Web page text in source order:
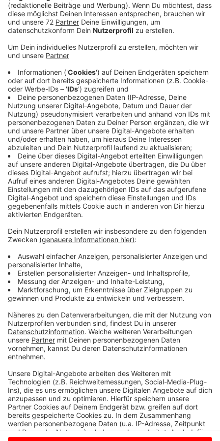
Anzeige
Die Erkenntnisse fließen in das geplante
Wärmekonzept für Emsdetten mit ein. Interessant ist
dafür auch, wieviel Abwärme bei
Produktionsprozessen entsteht. Abwärme ist ein
wichtiger Baustein, um ein klimafreundliches
Wärmeversorgungssystem aufzubauen und anfallende
Abwärme nachhaltig zu nutzen, sagt Bürgermeister
Oliver Kellner und setzt auf die Mithilfe und Daten der
Unternehmen.
Anzeige
Erste Ergebnisse schon nach einem Monat
Anzeige
Die Umfragevon Stadt und Stadtwerken läuft bis zum
22. März. Erste Ergebnisse der Datenanalyse gibt es
einen Monat später (23.04.) im Ausschuss für Klima,
Umwelt und Mobilität. Für das Wärmekonzept haben
Stadt und Stadtwerker sich fachliche Verstärkung
Münster arbeiten mit daran.
Anzeige
Anzeige